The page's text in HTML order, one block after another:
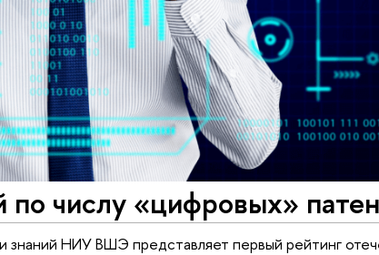
числу «цифровых»
знаний НИУ ВШЭ представляет первый рейтинг